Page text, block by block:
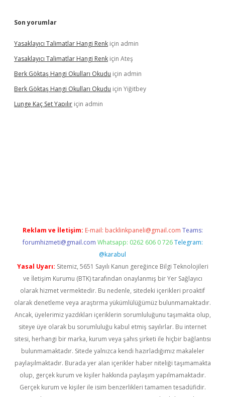
Son yorumlar
Yasaklayıcı Talimatlar Hangi Renk için admin
Yasaklayıcı Talimatlar Hangi Renk için Ateş
Berk Göktaş Hangi Okulları Okudu için admin
Berk Göktaş Hangi Okulları Okudu için Yiğitbey
Lunge Kaç Set Yapılır için admin
Reklam ve İletişim: E-mail: backlinkpaneli@gmail.com Teams:
forumhizmeti@gmail.com Whatsapp: 0262 606 0 726 Telegram:
@karabul
Yasal Uyarı: Sitemiz, 5651 Sayılı Kanun gereğince Bilgi Teknolojileri
ve İletişim Kurumu (BTK) tarafından onaylanmış bir Yer Sağlayıcı
olarak hizmet vermektedir. Bu nedenle, sitedeki içerikleri proaktif
olarak denetleme veya araştırma yükümlülüğümüz bulunmamaktadır.
Ancak, üyelerimiz yazdıkları içeriklerin sorumluluğunu taşımakta olup,
siteye üye olarak bu sorumluluğu kabul etmiş sayılırlar. Bu internet
sitesi, herhangi bir marka, kurum veya şahıs şirketi ile hiçbir bağlantısı
bulunmamaktadır. Sitede yalnızca kendi hazırladığımız makaleler
paylaşılmaktadır. Burada yer alan içerikler haber niteliği taşımamakta
olup, gerçek kurum ve kişiler hakkında paylaşım yapılmamaktadır.
Gerçek kurum ve kişiler ile isim benzerlikleri tamamen tesadüfidir.